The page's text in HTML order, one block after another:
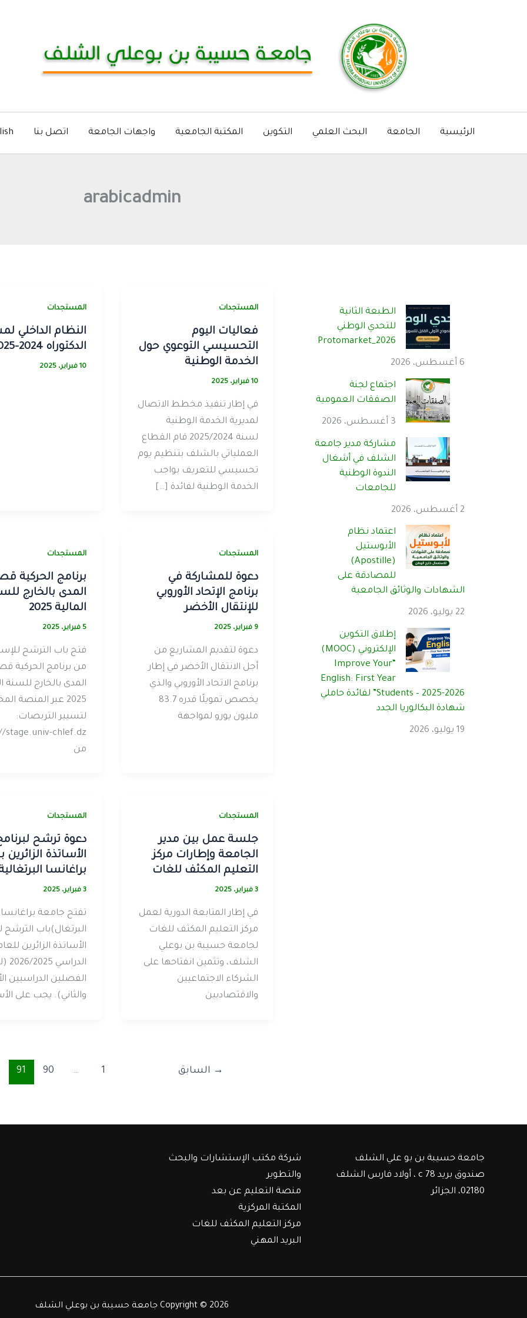
الرئيسية الجامعة البحث العلمي التكوين المكتبة الجامعية واجهات الجامعة اتصل بنا
arabicadmin
الطبعة الثانية
للتحدي الوطني
Protomarket_2026
6 أغسطس، 2026
اجتماع لجنة
الصفقات العمومية
3 أغسطس، 2026
مشاركة مدير جامعة
الشلف في أشغال
الندوة الوطنية
للجامعات
2 أغسطس، 2026
اعتماد نظام
الأبوستيل
(Apostille)
للمصادقة على
الشهادات والوثائق الجامعية
22 يوليو، 2026
إطلاق التكوين
الإلكتروني (MOOC)
“Improve Your
English: First Year
Students – 2025-2026” لفائدة حاملي
شهادة البكالوريا الجدد
19 يوليو، 2026
المستجدات
فعاليات اليوم
التحسيسي التوعوي حول
الخدمة الوطنية
10 فبراير، 2025
في إطار تنفيذ مخطط الاتصال
لمديرية الخدمة الوطنية
لسنة 2025/2024 قام القطاع
العملياتي بالشلف بتنظيم يوم
تحسيسي للتعريف بواجب
الخدمة الوطنية لفائدة […]
المستجدات
النظام الداخلي
الدكتوراه 2024-2025
10 فبراير، 2025
المستجدات
دعوة للمشاركة في
برنامج الإتحاد الأوروبي
للإنتقال الأخضر
9 فبراير، 2025
دعوة لتقديم المشاريع من
أجل الانتقال الأخضر في إطار
برنامج الاتحاد الأوروبي والذي
يخصص تمويلًا قدره 83.7
مليون يورو لمواجهة
المستجدات
برنامج الحركية
المدى بالخارج
المالية 2025
5 فبراير، 2025
فتح باب الترشح
من برنامج الحركية
المدى بالخارج للسنة
2025 عبر المنصة
لتسيير التربصات:
من
المستجدات
جلسة عمل بين مدير
الجامعة وإطارات مركز
التعليم المكثف للغات
3 فبراير، 2025
في إطار المتابعة الدورية لعمل
مركز التعليم المكثف للغات
لجامعة حسيبة بن بوعلي
الشلف، وتثمين انفتاحها على
الشركاء الاجتماعيين
والاقتصاديين
المستجدات
دعوة ترشح
الأساتذة
براغانسا
3 فبراير، 2025
البرتغال)باب الترشح
الأساتذة الزائرين
الفصلين الدراسيين
والثاني). يجب على
→ السابق 1
…
90
91
جامعة حسيبة بن بو علي الشلف
صندوق بريد c 78 ، أولاد فارس الشلف
02180، الجزائر
شركة مكتب الإستشارات والبحث
والتطوير
منصة التعليم عن بعد
المكتبة المركزية
مركز التعليم المكثف للغات
البريد المهني
Copyright © 2026 جامعة حسيبة بن بوعلي الشلف